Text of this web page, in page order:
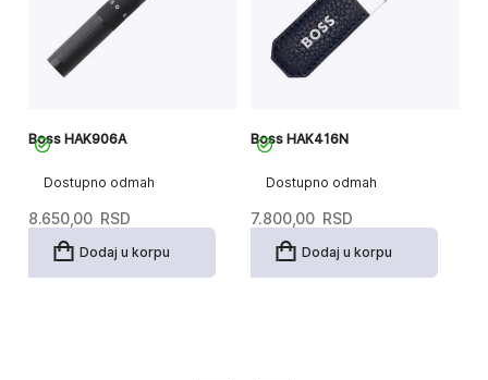
Dostupno odmah
Boss HAK906A
8.650,00 RSD
Dodaj u korpu
Dostupno odmah
Boss HAK416N
7.800,00 RSD
Dodaj u korpu